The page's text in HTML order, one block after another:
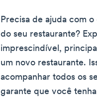
Precisa de ajuda com
do seu restaurante?
imprescindível,
um novo restaurante.
acompanhar todos os
garante que você